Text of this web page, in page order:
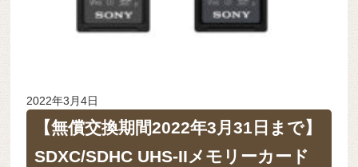
2022年3月4日
【無償交換期間2022年3月31日まで】
SDXC/SDHC UHS-IIメモリーカード